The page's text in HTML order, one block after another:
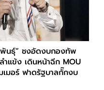
พันธุ์” ชงอัดงบกองทัพ
แข้ง เดินหน้าฉีก MOU
เมอร์ ฟาดรัฐบาลกั๊กงบ